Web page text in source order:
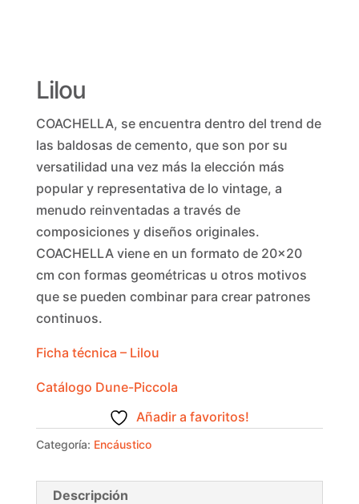
Lilou
COACHELLA, se encuentra dentro del trend de
las baldosas de cemento, que son por su
versatilidad una vez más la elección más
popular y representativa de lo vintage, a
menudo reinventadas a través de
composiciones y diseños originales.
COACHELLA viene en un formato de 20×20
cm con formas geométricas u otros motivos
que se pueden combinar para crear patrones
continuos.
Ficha técnica – Lilou
Catálogo Dune-Piccola
Añadir a favoritos!
Categoría: Encáustico
Descripción